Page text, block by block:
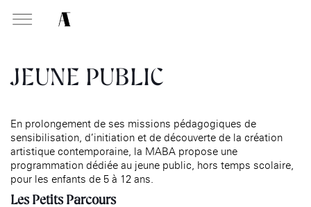
JEUNE PUBLIC
En prolongement de ses missions pédagogiques de
sensibilisation, d’initiation et de découverte de la création
artistique contemporaine, la MABA propose une
programmation dédiée au jeune public, hors temps scolaire,
pour les enfants de 5 à 12 ans.
Les Petits Parcours
PRÉSENTATION
Présentation de la
Fondation des Artistes
Équipe
Histoire de la Fondation
des Artistes
MISSIONS
Soutenir les écoles d’art
Aider à la production
d’oeuvres d’art
Attribuer des ateliers
nationale
des artistes
Présentation
Expositions
Expositions passées